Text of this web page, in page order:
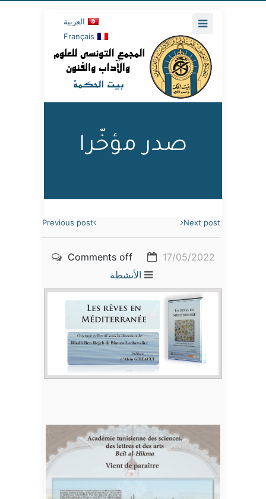
العربية
Français
صدر مؤخّرا
Previous post Next post
17/05/2022
Comments off
الأنشطة